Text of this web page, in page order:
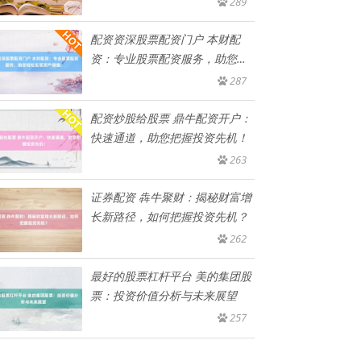
配资资深股票配资门户 本财配
资：专业股票配资服务，助您轻
287
配资炒股给股票 鼎牛配资开户：
快速通道，助您把握投资先机！
263
证券配资 犇牛聚财：揭秘财富增
长新路径，如何把握投资先机？
262
最好的股票杠杆平台 美的集团股
票：投资价值分析与未来展望
257